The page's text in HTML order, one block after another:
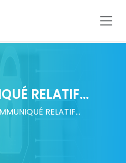
RELATIF...
RELATIF...